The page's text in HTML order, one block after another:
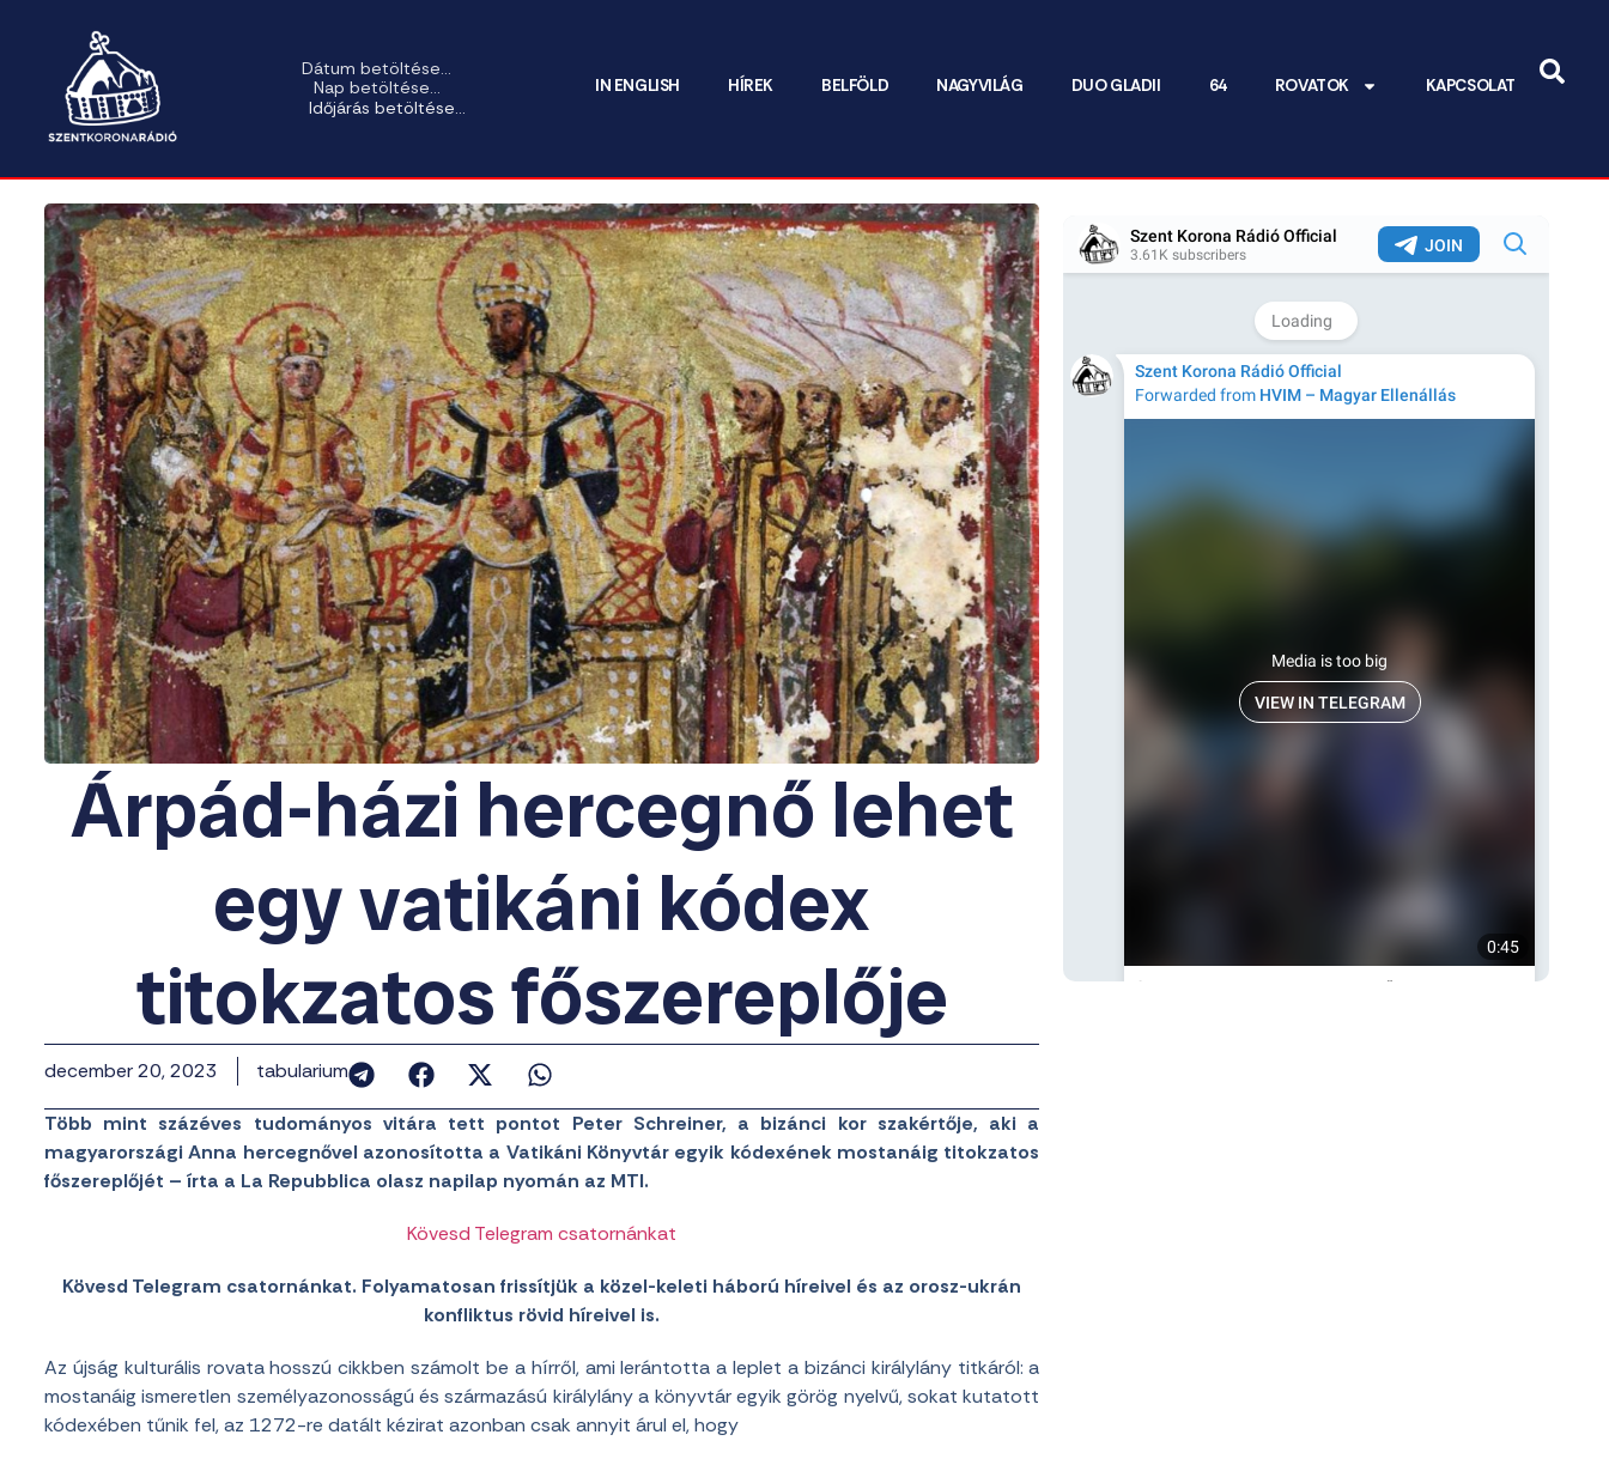
Dátum betöltése...
Nap betöltése...
Időjárás betöltése...
IN ENGLISH HÍREK BELFÖLD NAGYVILÁG DUO GLADII 64 ROVATOK KAPCSOLAT
Árpád-házi hercegnő lehet
egy vatikáni kódex
titokzatos főszereplője
december 20, 2023 tabularium
Több mint százéves tudományos vitára tett pontot Peter Schreiner, a bizánci kor szakértője, aki a
magyarországi Anna hercegnővel azonosította a Vatikáni Könyvtár egyik kódexének mostanáig titokzatos
főszereplőjét – írta a La Repubblica olasz napilap nyomán az MTI.
Kövesd Telegram csatornánkat
Kövesd Telegram csatornánkat. Folyamatosan frissítjük a közel-keleti háború híreivel és az orosz-ukrán
konfliktus rövid híreivel is.
Az újság kulturális rovata hosszú cikkben számolt be a hírről, ami lerántotta a leplet a bizánci királylány titkáról: a
mostanáig ismeretlen személyazonosságú és származású királylány a könyvtár egyik görög nyelvű, sokat kutatott
kódexében tűnik fel, az 1272-re datált kézirat azonban csak annyit árul el, hogy